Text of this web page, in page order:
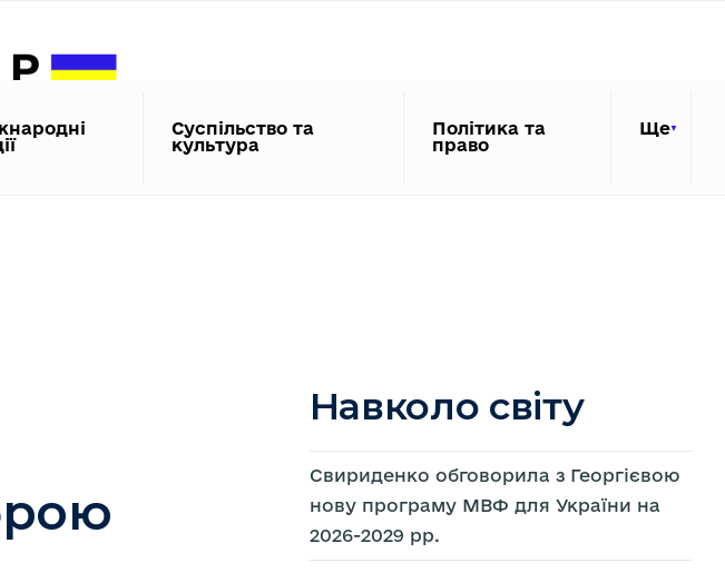
Суспільство та
культура
Політика та
право
Ще
Навколо світу
Свириденко обговорила з Георгієвою
нову програму МВФ для України на
2026-2029 рр.